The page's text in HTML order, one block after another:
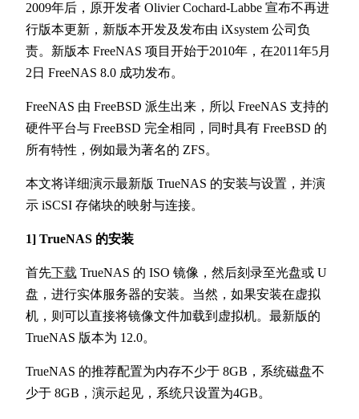
2009年后，原开发者 Olivier Cochard-Labbe 宣布不再进
行版本更新，新版本开发及发布由 iXsystem 公司负
责。新版本 FreeNAS 项目开始于2010年，在2011年5月
2日 FreeNAS 8.0 成功发布。
FreeNAS 由 FreeBSD 派生出来，所以 FreeNAS 支持的
硬件平台与 FreeBSD 完全相同，同时具有 FreeBSD 的
所有特性，例如最为著名的 ZFS。
本文将详细演示最新版 TrueNAS 的安装与设置，并演
示 iSCSI 存储块的映射与连接。
1] TrueNAS 的安装
首先下载 TrueNAS 的 ISO 镜像，然后刻录至光盘或 U
盘，进行实体服务器的安装。当然，如果安装在虚拟
机，则可以直接将镜像文件加载到虚拟机。最新版的
TrueNAS 版本为 12.0。
TrueNAS 的推荐配置为内存不少于 8GB，系统磁盘不
少于 8GB，演示起见，系统只设置为4GB。